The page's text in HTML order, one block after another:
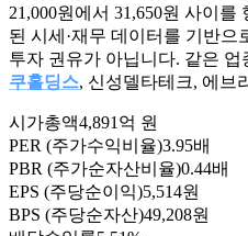
21,000원에서 31,650원 사이
된 시세·재무 데이터를 기반
투자 권유가 아닙니다. 같은 업
쿠홀딩스, 신성델타테크, 에브
시가총액4,891억 원
PER (주가수익비율)3.95배
PBR (주가순자산비율)0.44배
EPS (주당순이익)5,514원
BPS (주당순자산)49,208원